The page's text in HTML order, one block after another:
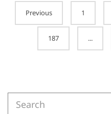
Posts
navigation
Previous 1
187 ...
for: